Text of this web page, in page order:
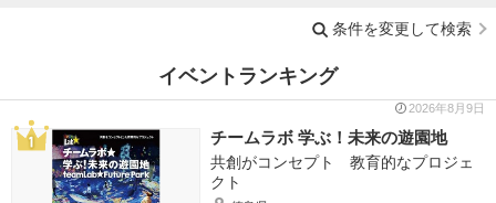
条件を変更して検索
イベントランキング
2026年8月9日
チームラボ 学ぶ！未来の遊園地
共創がコンセプト 教育的なプロジェ
クト